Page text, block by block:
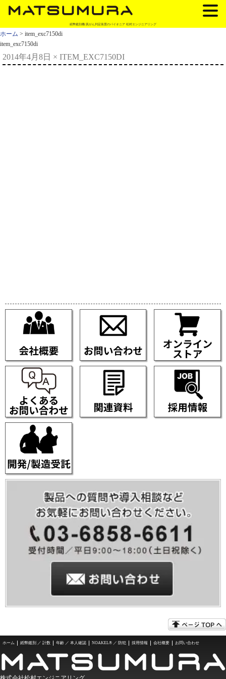
紙幣鑑別機/真がん判定装置のパイオニア 松村エンジニアリング
ホーム > item_exc7150di
item_exc7150di
2014年4月8日 × ITEM_EXC7150DI
ホーム 紙幣鑑別 ／ 計数 年齢 ／ 本人確認 NOAKEL® ／ 防犯 採用情報 会社概要 お問い合わせ